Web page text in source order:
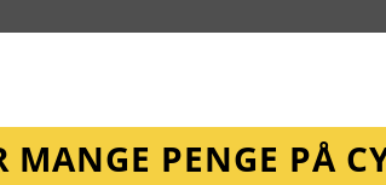
MANGE PENGE PÅ